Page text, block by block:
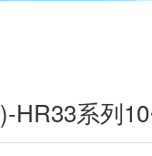
HR33系列